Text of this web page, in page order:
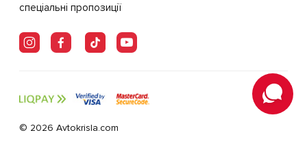
спеціальні пропозиції
© 2026 Avtokrisla.com